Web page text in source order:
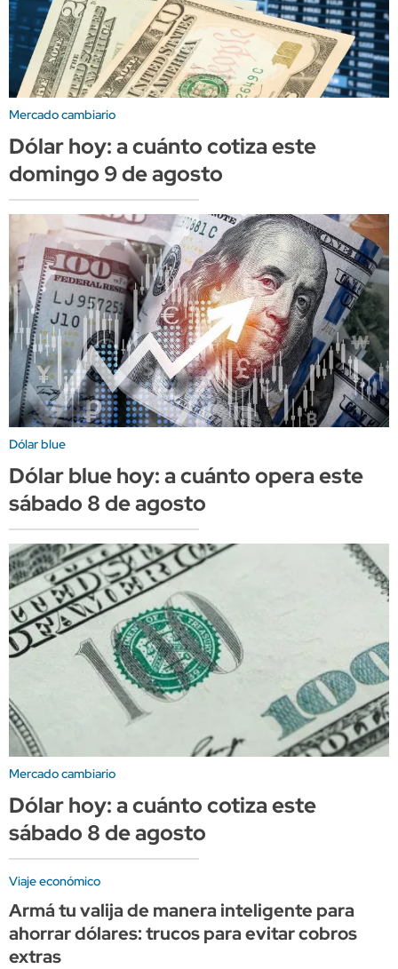
Mercado cambiario
Dólar hoy: a cuánto cotiza este
domingo 9 de agosto
Dólar blue
Dólar blue hoy: a cuánto opera este
sábado 8 de agosto
Mercado cambiario
Dólar hoy: a cuánto cotiza este
sábado 8 de agosto
Viaje económico
Armá tu valija de manera inteligente para
ahorrar dólares: trucos para evitar cobros
extras